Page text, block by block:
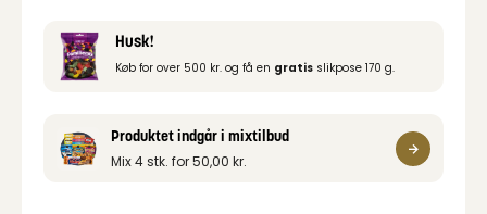
hvilket skaber en harmonisk smagsprofil, der vil
forkæle dine smagsløg.
Husk!
Køb for over 500 kr. og få en gratis slikpose 170 g.
Produktet indgår i mixtilbud
Mix 4 stk. for50,00kr.